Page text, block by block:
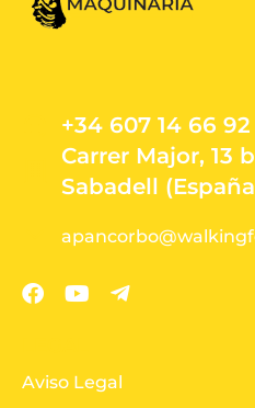
+34 607 14 66 92
Carrer Major, 13
Sabadell
Aviso Legal